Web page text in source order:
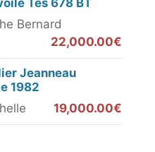
Bernard
22,000.00€
Jeanneau
1982
19,000.00€